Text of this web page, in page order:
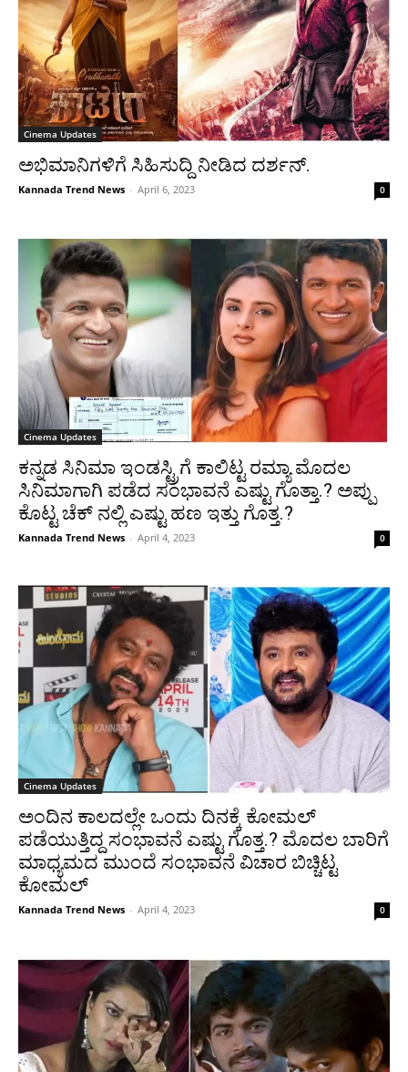
Cinema Updates
ಅಭಿಮಾನಿಗಳಿಗೆ ಸಿಹಿಸುದ್ದಿ ನೀಡಿದ ದರ್ಶನ್.
Kannada Trend News - April 6, 2023 0
Cinema Updates
ಕನ್ನಡ ಸಿನಿಮಾ ಇಂಡಸ್ಟ್ರಿಗೆ ಕಾಲಿಟ್ಟ ರಮ್ಯಾ ಮೊದಲ
ಸಿನಿಮಾಗಾಗಿ ಪಡೆದ ಸಂಭಾವನೆ ಎಷ್ಟು ಗೊತ್ತಾ.? ಅಪ್ಪು
ಕೊಟ್ಟ ಚೆಕ್ ನಲ್ಲಿ ಎಷ್ಟು ಹಣ ಇತ್ತು ಗೊತ್ತ.?
Kannada Trend News - April 4, 2023 0
Cinema Updates
ಅಂದಿನ ಕಾಲದಲ್ಲೇ ಒಂದು ದಿನಕ್ಕೆ ಕೋಮಲ್
ಪಡೆಯುತ್ತಿದ್ದ ಸಂಭಾವನೆ ಎಷ್ಟು ಗೊತ್ತ.? ಮೊದಲ ಬಾರಿಗೆ
ಮಾಧ್ಯಮದ ಮುಂದೆ ಸಂಭಾವನೆ ವಿಚಾರ ಬಿಚ್ಚಿಟ್ಟ
ಕೋಮಲ್
Kannada Trend News - April 4, 2023 0